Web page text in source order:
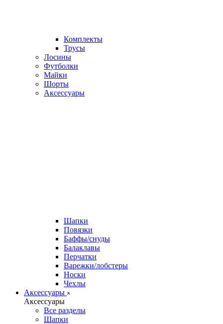
Комплекты
Трусы
Лосины
Футболки
Майки
Шорты
Аксессуары
Шапки
Повязки
Баффы/снуды
Балаклавы
Перчатки
Варежки/лобстеры
Носки
Чехлы
Аксессуары
Аксессуары
Все разделы
Шапки